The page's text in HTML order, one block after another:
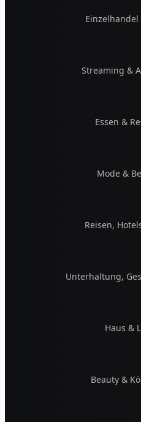
Streaming &
Essen &
Mode &
Reisen,
Unterhaltung,
Haus &
Beauty &